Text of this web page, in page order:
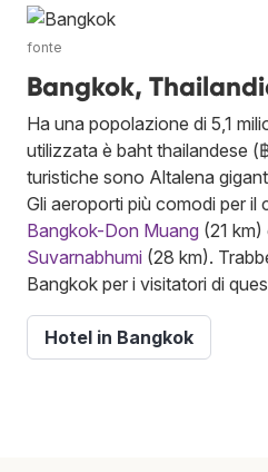
fonte
Bangkok,
Ha una popolazione di 5,1
utilizzata è baht thailandese (
turistiche sono Altalena
Gli aeroporti più comodi per il
Bangkok-Don Muang (21 km)
Suvarnabhumi (28 km).
Bangkok per i visitatori di
Hotel in Bangkok